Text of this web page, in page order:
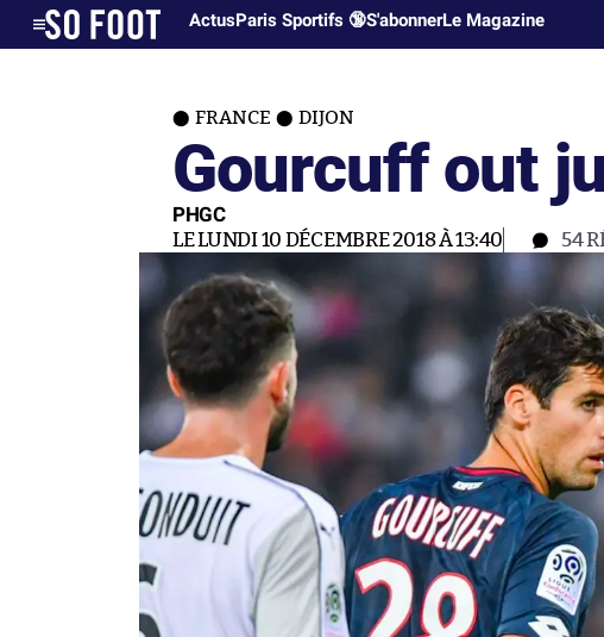
ActusParis Sportifs 🔞S'abonnerLe Magazine
FRANCE DIJON
Gourcuff out
PHGC
LE LUNDI 10 DÉCEMBRE 2018 À 13:40 54